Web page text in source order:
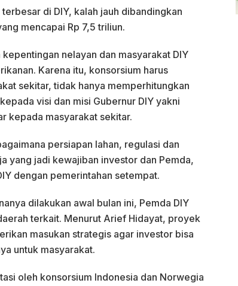
di DIY, kalah jauh dibandingkan
mencapai Rp 7,5 triliun.
nelayan dan masyarakat DIY
Karena itu, konsorsium harus
sekitar, tidak hanya memperhitungkan
visi dan misi Gubernur DIY yakni
kepada masyarakat sekitar.
persiapan lahan, regulasi dan
yang jadi kewajiban investor dan Pemda,
dengan pemerintahan setempat.
dilakukan awal bulan ini, Pemda DIY
terkait. Menurut Arief Hidayat, proyek
masukan strategis agar investor bisa
untuk masyarakat.
oleh konsorsium Indonesia dan Norwegia